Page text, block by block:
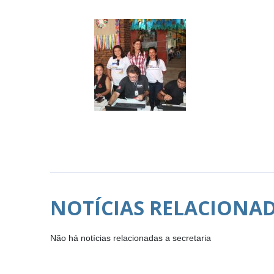
NOTÍCIAS
Não há notícias relacionadas a secretaria